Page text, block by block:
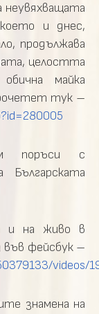
неувяхващата
и днес,
продължава
целостта
майка
тук –
поръси с
Българската
и на живо в
във фейсбук –
videos/
знамена на